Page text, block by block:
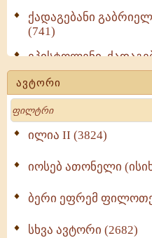
ქადაგებანი
(741)
ეპისტოლენი,
(723)
მოძღვრის ძალზე
მრევლისათვის (545)
Wisdomge (514)
ქადაგებანი
სულიერი
ნაწილი II (369)
ავტორი
Search
ილია II (3824)
იოსებ ათონელი
ბერი ეფრემ
სხვა ავტორი (2682)